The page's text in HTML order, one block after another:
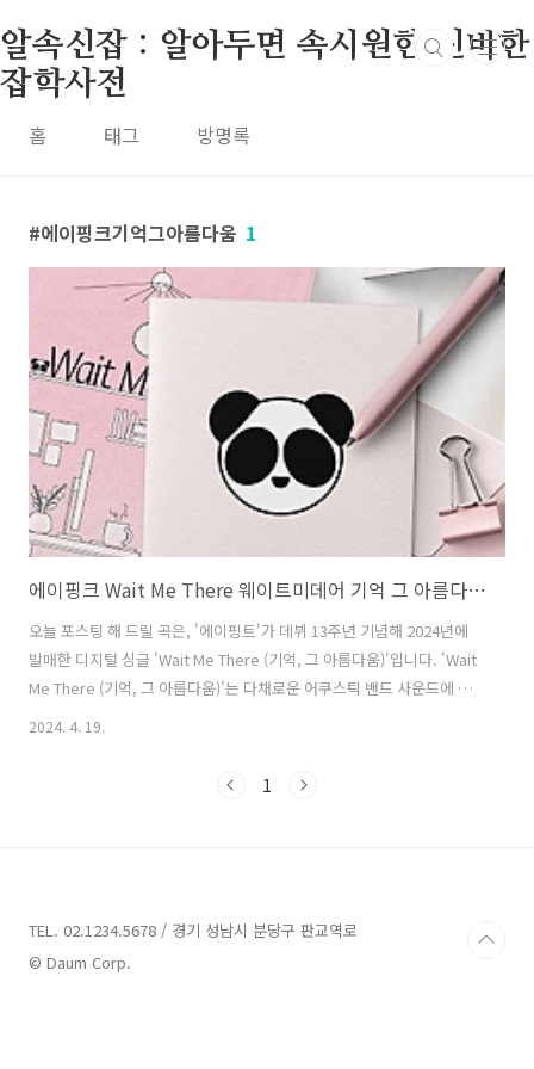
알속신잡 : 알아두면 속시원한 신비한
잡학사전
홈 태그 방명록
에이핑크기억그아름다움 1
에이핑크 Wait Me There 웨이트미데어 기억 그 아름다움 가사 노래 뮤비 곡정보
오늘 포스팅 해 드릴 곡은, '에이핑트'가 데뷔 13주년 기념해 2024년에
발매한 디지털 싱글 'Wait Me There (기억, 그 아름다움)'입니다. 'Wait
Me There (기억, 그 아름다움)'는 다채로운 어쿠스틱 밴드 사운드에 정
서적 공감을 느껴볼 수 있는 곡으로, '박초롱'이 작사하고 'Zaydro',
기억들을 떠올리면서 힘든 상황에서도 함께 웃음꽃을 피우고자 하는 마
2024. 4. 19.
1
TEL. 02.1234.5678 / 경기 성남시 분당구 판교역로
© Daum Corp.